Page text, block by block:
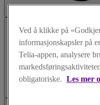
Ved å klikke på
informasjonskapsler på
Telia-appen, analysere
obligatoriske. Les mer